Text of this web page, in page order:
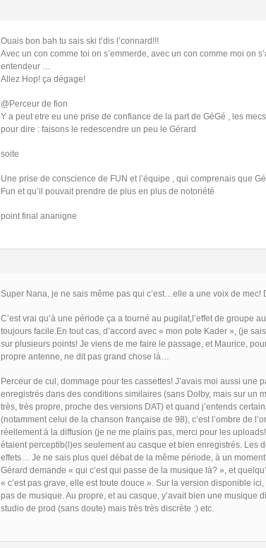
Ouais bon bah tu sais ski t’dis l’connard!!!
Avec un con comme toi on s’emmerde, avec un con comme moi on
entendeur …
Allez Hop! ça dégage!
@Perceur de fion
Y a peut etre eu une prise de confiance de la part de GéGé , les
pour dire : faisons le redescendre un peu le Gérard
soite
Une prise de conscience de FUN et l’équipe , qui comprenais que
Fun et qu’il pouvait prendre de plus en plus de notoriété
point final ananigne
Super Nana, je ne sais même pas qui c’est…elle a une voix de mec!
C’est vrai qu’à une période ça a tourné au pugilat,l’effet de groupe
toujours facile.En tout cas, d’accord avec « mon pote Kader », (je
sur plusieurs points! Je viens de me faire le passage, et Maurice,
propre antenne, ne dit pas grand chose là…
Perceur de cul, dommage pour tes cassettes! J’avais moi aussi une
enregistrés dans des conditions similaires (sans Dolby, mais sur un
très, très propre, proche des versions DAT) et quand j’entends
(notamment celui de la chanson française de 98), c’est l’ombre de
réellement à la diffusion (je ne me plains pas, merci pour les
étaient perceptib(l)es seulement au casque et bien enregistrés. Les
effets… Je ne sais plus quel débat de la même période, à un
Gérard demande « qui c’est qui passe de la musique là? », et
« c’est pas grave, elle est toute douce ». Sur la version disponible ici,
pas de musique. Au propre, et au casque, y’avait bien une musique
studio de prod (sans doute) mais très très discrète :) etc.